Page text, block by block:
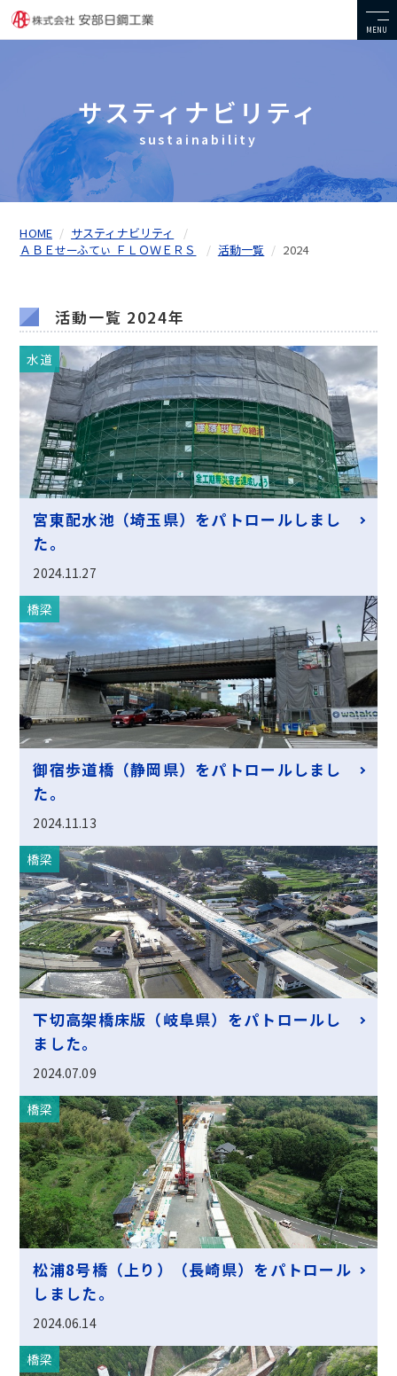
MENU
サスティナビリティ
sustainability
HOME
サスティナビリティ
ＡＢＥせーふてぃ ＦＬＯＷＥＲＳ
活動一覧 2024
活動一覧 2024年
水道
宮東配水池（埼玉県）をパトロールしまし
た。
2024.11.27
橋梁
御宿歩道橋（静岡県）をパトロールしまし
た。
2024.11.13
橋梁
下切高架橋床版（岐阜県）をパトロールし
ました。
2024.07.09
橋梁
松浦8号橋（上り）（長崎県）をパトロール
しました。
2024.06.14
橋梁